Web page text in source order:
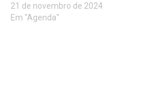
21 de novembro de 2024
Em "Agenda"